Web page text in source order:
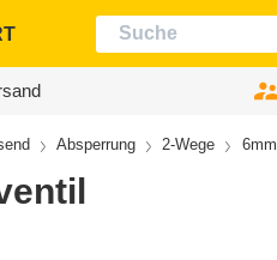
Absperrung 2-Wege